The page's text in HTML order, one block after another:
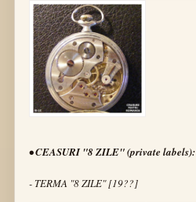
• CEASURI "8 ZILE" (private labels):
- TERMA "8 ZILE" [19??]